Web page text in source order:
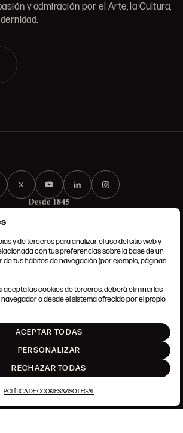
y admiración por el Arte, la Cultura,
GENERALES
POLÍTICA DE COOKIES
AJUSTE DE COOKIES
y de terceros para analizar el uso del sitio web y
con tus preferencias sobre la base de un
tus hábitos de navegación (por ejemplo, páginas
acepta las cookies de terceros, deberá eliminarlas
o desde el sistema ofrecido por el propio
ACEPTAR TODAS
PERSONALIZAR
RECHAZAR TODAS
POLÍTICA DE COOKIESAVISO LEGAL